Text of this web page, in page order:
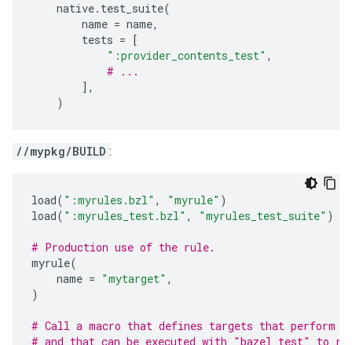
native. test_suite(
name = name,
tests = [
":provider_contents_test" ,
# ...
],
)
//mypkg/BUILD :
load( ":myrules.bzl" , "myrule" )
load( ":myrules_test.bzl" , "myrules_test_suite" )
# Production use of the rule.
myrule(
name = "mytarget" ,
)
# Call a macro that defines targets that perform
# and that can be executed with "bazel test" to